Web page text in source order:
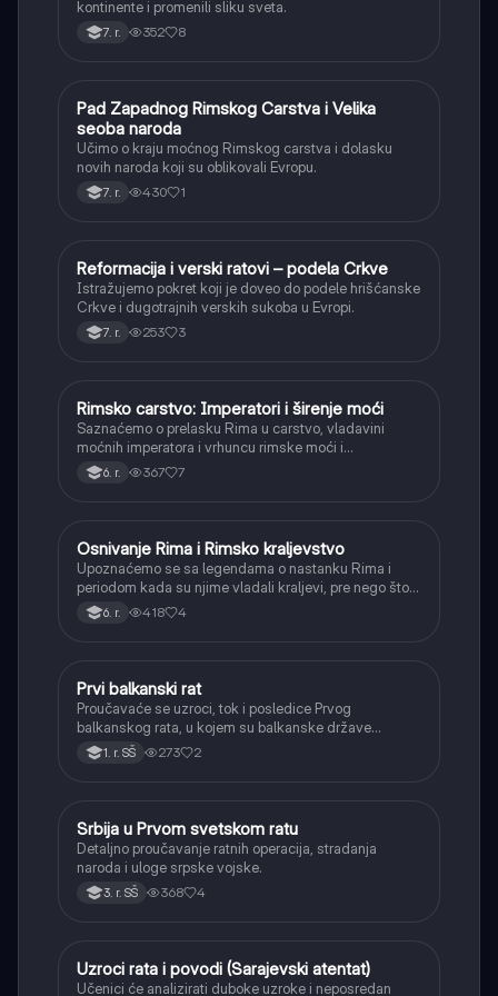
kontinente i promenili sliku sveta.
7. r. 352 8
Istorija
Pad Zapadnog Rimskog Carstva i Velika
seoba naroda
Učimo o kraju moćnog Rimskog carstva i dolasku
novih naroda koji su oblikovali Evropu.
7. r. 430 1
Istorija
Reformacija i verski ratovi – podela Crkve
Istražujemo pokret koji je doveo do podele hrišćanske
Crkve i dugotrajnih verskih sukoba u Evropi.
7. r. 253 3
Istorija
Rimsko carstvo: Imperatori i širenje moći
Saznaćemo o prelasku Rima u carstvo, vladavini
moćnih imperatora i vrhuncu rimske moći i
teritorijalnog širenja.
6. r. 367 7
Istorija
Osnivanje Rima i Rimsko kraljevstvo
Upoznaćemo se sa legendama o nastanku Rima i
periodom kada su njime vladali kraljevi, pre nego što
je postao republika.
6. r. 418 4
Istorija
Prvi balkanski rat
Proučavaće se uzroci, tok i posledice Prvog
balkanskog rata, u kojem su balkanske države
oslobodile veći deo teritorija od Osmanskog carstva.
1. r. SŠ 273 2
Istorija
Srbija u Prvom svetskom ratu
Detaljno proučavanje ratnih operacija, stradanja
naroda i uloge srpske vojske.
3. r. SŠ 368 4
Istorija
Uzroci rata i povodi (Sarajevski atentat)
Učenici će analizirati duboke uzroke i neposredan